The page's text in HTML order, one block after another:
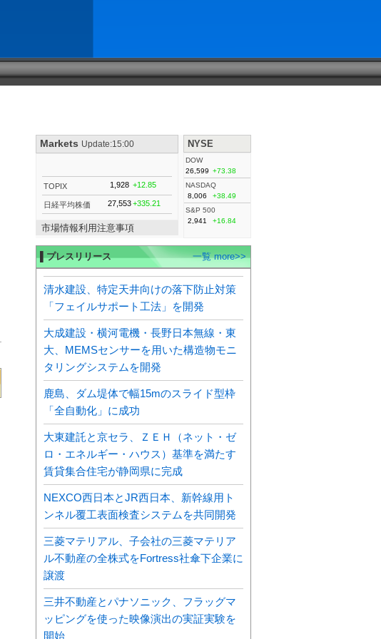
Markets Update:15:00
TOPIX 1,928 +12.85
日経平均株価 27,553+335.21
市場情報利用注意事項
NYSE
DOW
26,599 +73.38
NASDAQ
8,006
+38.49
S&P 500
2,941
+16.84
▌プレスリリース 一覧 more>>
清水建設、特定天井向けの落下防止対策
「フェイルサポート工法」を開発
大成建設・横河電機・長野日本無線・東
大、MEMSセンサーを用いた構造物モニ
タリングシステムを開発
鹿島、ダム堤体で幅15mのスライド型枠
「全自動化」に成功
大東建託と京セラ、ＺＥＨ（ネット・ゼ
ロ・エネルギー・ハウス）基準を満たす
賃貸集合住宅が静岡県に完成
NEXCO西日本とJR西日本、新幹線用ト
ンネル覆工表面検査システムを共同開発
三菱マテリアル、子会社の三菱マテリア
ル不動産の全株式をFortress社傘下企業に
譲渡
三井不動産とパナソニック、フラッグマ
ッピングを使った映像演出の実証実験を
開始